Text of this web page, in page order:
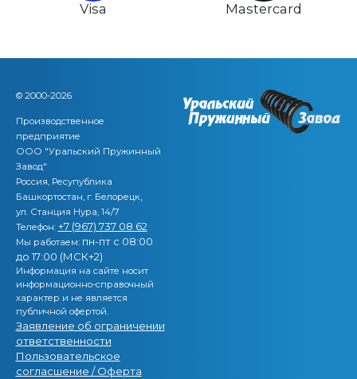
Visa Mastercard
© 2000-2026
Производственное
предприятие
ООО "Уральский Пружинный
Завод"
Россия, Ресупублика
Башкортостан, г. Белорецк,
ул. Станция Нура, 14/7
Телефон: +7 (967) 737 08 62
Мы работаем: пн-пт с 08:00
до 17:00 (МСК+2)
Информация на сайте носит
информационно-справочный
характер и не является
публичной офертой.
Заявление об ограничении
ответственности
Пользовательское
согласшение / Оферта